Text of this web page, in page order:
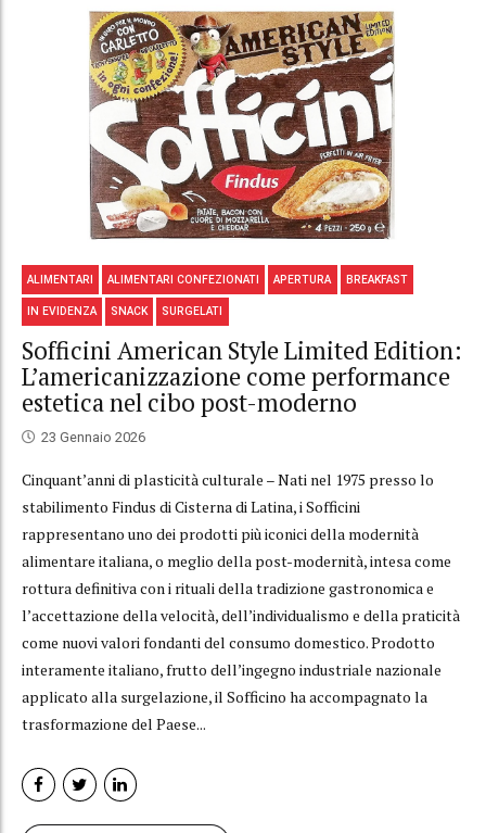
ALIMENTARI ALIMENTARI CONFEZIONATI APERTURA BREAKFAST
IN EVIDENZA SNACK SURGELATI
Sofficini American Style Limited Edition:
L’americanizzazione come performance
estetica nel cibo post-moderno
23 Gennaio 2026
Cinquant’anni di plasticità culturale – Nati nel 1975 presso lo
stabilimento Findus di Cisterna di Latina, i Sofficini
rappresentano uno dei prodotti più iconici della modernità
alimentare italiana, o meglio della post-modernità, intesa come
rottura definitiva con i rituali della tradizione gastronomica e
l’accettazione della velocità, dell’individualismo e della praticità
come nuovi valori fondanti del consumo domestico. Prodotto
interamente italiano, frutto dell’ingegno industriale nazionale
applicato alla surgelazione, il Sofficino ha accompagnato la
trasformazione del Paese...